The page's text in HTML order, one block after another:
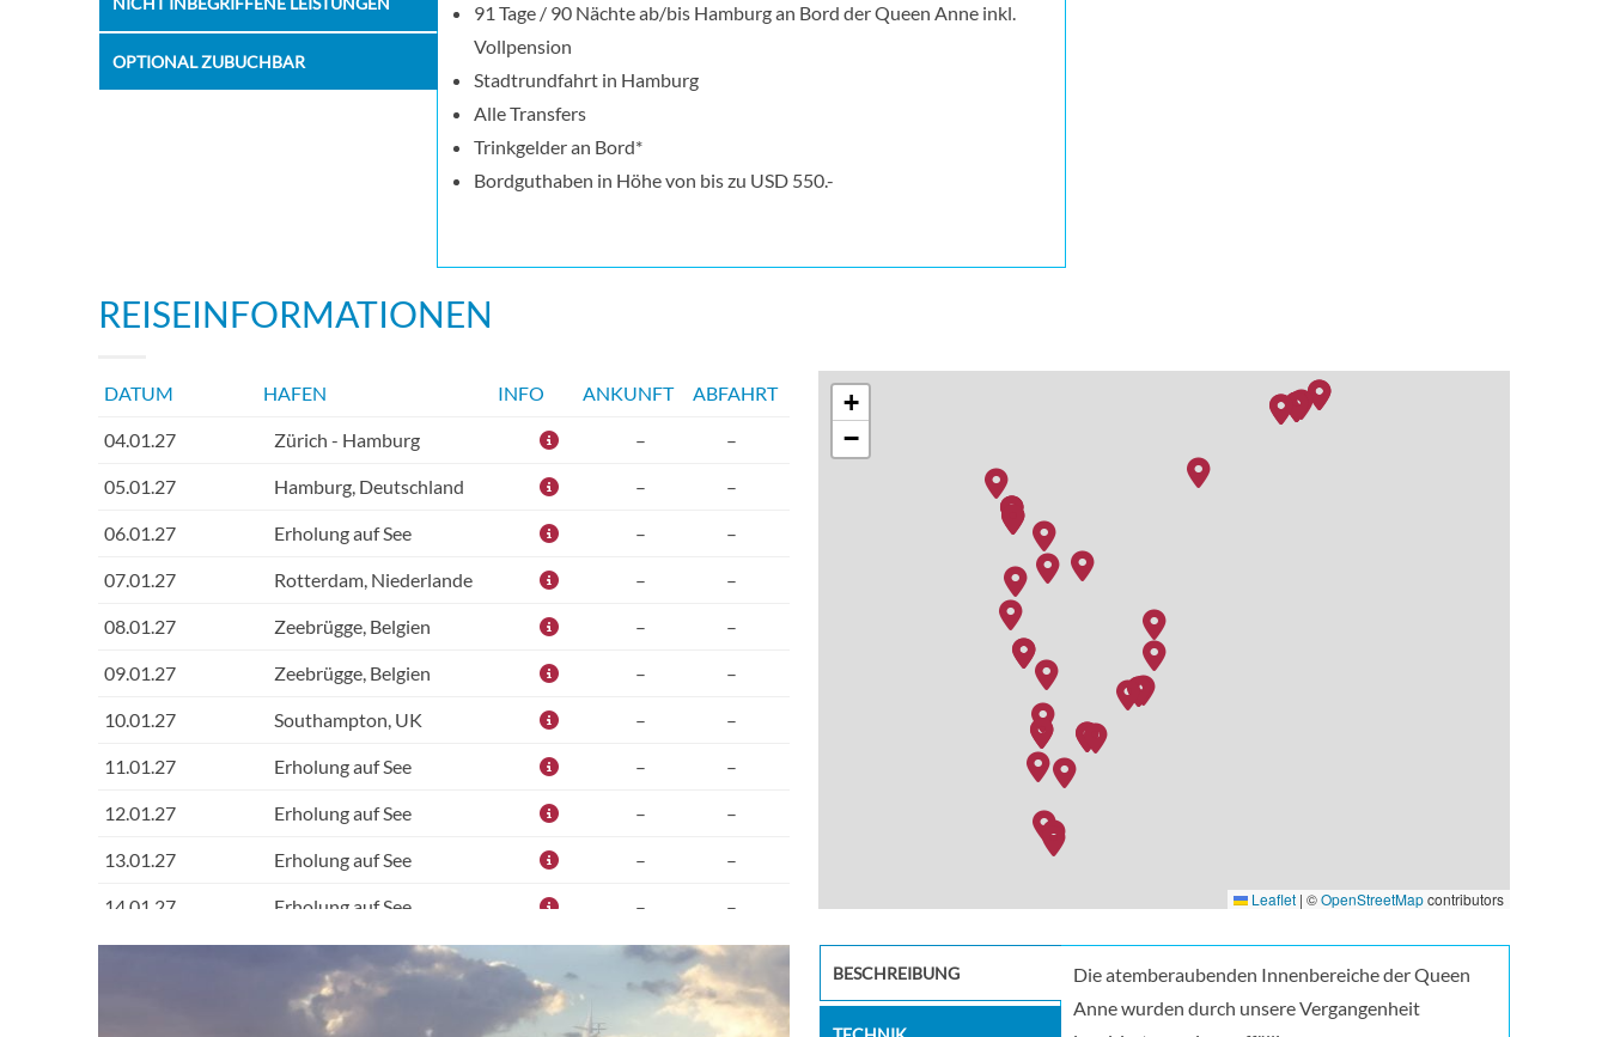
OPTIONAL ZUBUCHBAR
91 Tage / 90 Nächte ab/bis Hamburg an Bord der Queen Anne inkl.
Vollpension
Stadtrundfahrt in Hamburg
Alle Transfers
Trinkgelder an Bord*
Bordguthaben in Höhe von bis zu USD 550.-
REISEINFORMATIONEN
DATUM HAFEN INFO ANKUNFT ABFAHRT
04.01.27 Zürich - Hamburg – –
05.01.27 Hamburg, Deutschland – –
06.01.27 Erholung auf See – –
07.01.27 Rotterdam, Niederlande – –
08.01.27 Zeebrügge, Belgien – –
09.01.27 Zeebrügge, Belgien – –
10.01.27 Southampton, UK – –
11.01.27 Erholung auf See – –
12.01.27 Erholung auf See – –
13.01.27 Erholung auf See – –
14.01.27 Erholung auf See – –
– –
Erholung auf See –
+
−
Leaflet | ©OpenStreetMapcontributors
Shopping
BESCHREIBUNG
Die atemberaubenden Innenbereiche der Queen
Anne wurden durch unsere Vergangenheit